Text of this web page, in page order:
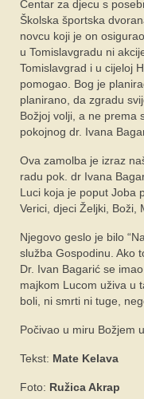
Centar za djecu s
Školska športska
novcu koji je on
u Tomislavgradu ni
Tomislavgrad i u cijeloj
pomogao. Bog je
planirano, da zgradu
Božjoj volji, a ne prema
pokojnog dr. Ivana
Ova zamolba je izraz
radu pok. dr Ivana
Luci koja je poput Joba
Verici, djeci Željki, Boži,
Njegovo geslo je bilo
služba Gospodinu. Ako
Dr. Ivan Bagarić se
majkom Lucom uživa u
boli, ni smrti ni tuge,
Počivao u miru Božjem
Tekst: Mate Kelava
Foto: Ružica Akrap